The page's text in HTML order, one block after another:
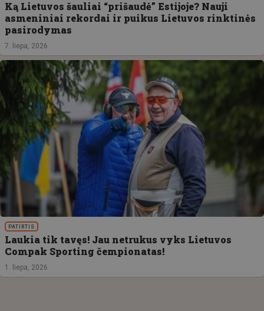
Ką Lietuvos šauliai “prišaudė” Estijoje? Nauji
asmeniniai rekordai ir puikus Lietuvos rinktinės
pasirodymas
7. liepa, 2026
PATIRTIS
Laukia tik tavęs! Jau netrukus vyks Lietuvos
Compak Sporting čempionatas!
1. liepa, 2026